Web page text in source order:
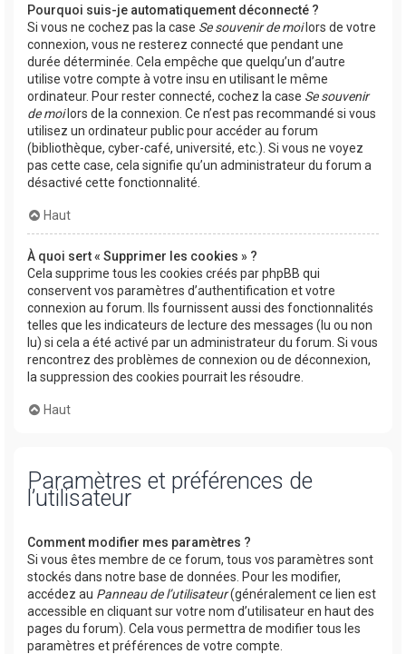
Pourquoi suis-je automatiquement déconnecté ?
Si vous ne cochez pas la case Se souvenir de moilors de votre
connexion, vous ne resterez connecté que pendant une
durée déterminée. Cela empêche que quelqu’un d’autre
utilise votre compte à votre insu en utilisant le même
ordinateur. Pour rester connecté, cochez la case Se souvenir
de moilors de la connexion. Ce n’est pas recommandé si vous
utilisez un ordinateur public pour accéder au forum
(bibliothèque, cyber-café, université, etc.). Si vous ne voyez
pas cette case, cela signifie qu’un administrateur du forum a
désactivé cette fonctionnalité.
Haut
À quoi sert « Supprimer les cookies » ?
Cela supprime tous les cookies créés par phpBB qui
conservent vos paramètres d’authentification et votre
connexion au forum. Ils fournissent aussi des fonctionnalités
telles que les indicateurs de lecture des messages (lu ou non
lu) si cela a été activé par un administrateur du forum. Si vous
rencontrez des problèmes de connexion ou de déconnexion,
la suppression des cookies pourrait les résoudre.
Haut
Paramètres et préférences de
l’utilisateur
Comment modifier mes paramètres ?
Si vous êtes membre de ce forum, tous vos paramètres sont
stockés dans notre base de données. Pour les modifier,
accédez au Panneau de l’utilisateur(généralement ce lien est
accessible en cliquant sur votre nom d’utilisateur en haut des
pages du forum). Cela vous permettra de modifier tous les
paramètres et préférences de votre compte.